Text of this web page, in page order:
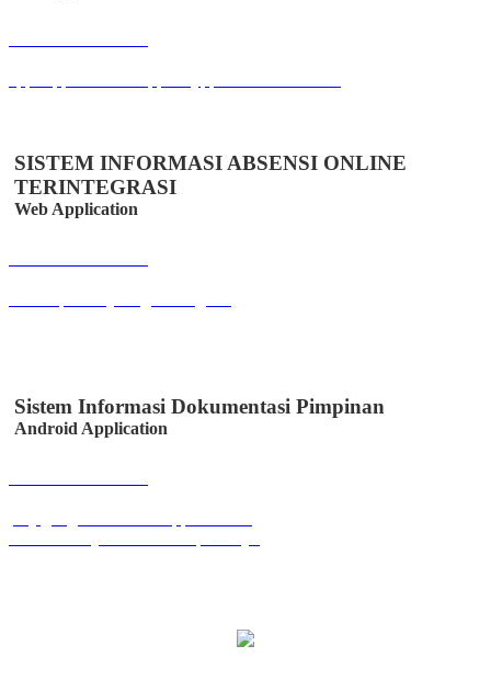
SISTEM INFORMASI ABSENSI ONLINE
TERINTEGRASI
Web Application
Sistem Informasi Dokumentasi Pimpinan
Android Application